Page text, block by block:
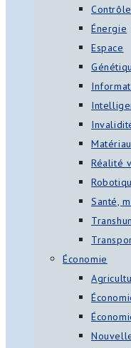
Énergie
Espace
Réalité
Santé,
Économie